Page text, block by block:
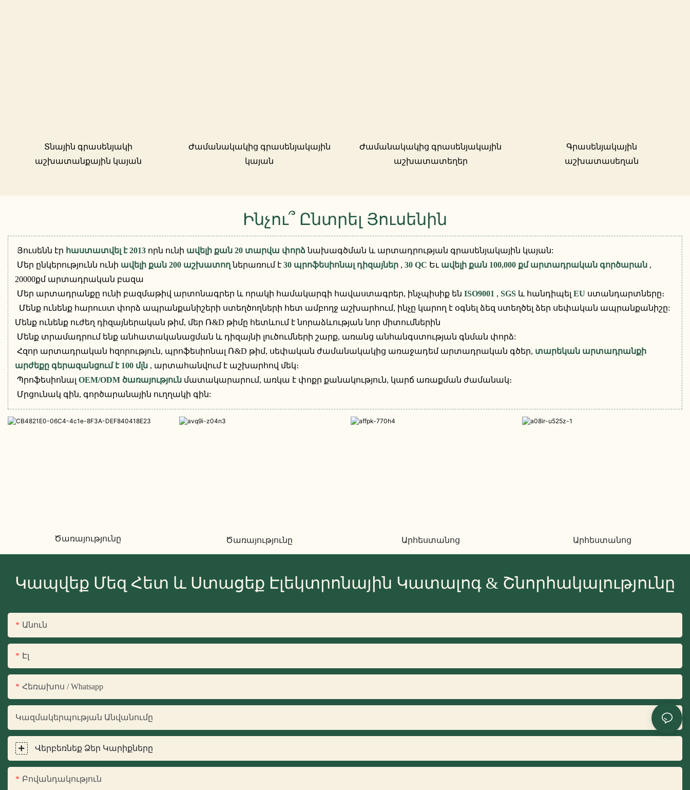
Տնային գրասենյակի
աշխատանքային կայան
Ժամանակակից գրասենյակային
կայան
Ժամանակակից գրասենյակային
աշխատատեղեր
Գրասենյակային
աշխատասեղան
Ինչու՞ Ընտրել Յուսենին
Յուսենն էր հաստատվել է 2013 որն ունի ավելի քան 20 տարվա փորձնախագծման և արտադրության գրասենյակային կայան:
Մեր ընկերությունն ունի ավելի քան 200 աշխատողներառում է30 պրոֆեսիոնալ դիզայներ ,30 QC Եւ ավելի քան 100,000 քմ արտադրական գործարան ,
20000քմ արտադրական բազա
Մեր արտադրանքը ունի բազմաթիվ արտոնագրեր և որակի համակարգի հավաստագրեր, ինչպիսիք ենISO9001 ,SGS և հանդիպելEU ստանդարտները։
Մենք ունենք հարուստ փորձ ապրանքանիշերի ստեղծողների հետ ամբողջ աշխարհում, ինչը կարող է օգնել ձեզ ստեղծել ձեր սեփական ապրանքանիշը:
Մենք ունենք ուժեղ դիզայներական թիմ, մեր Ռ&D թիմը հետևում է նորաձևության նոր միտումներին
Մենք տրամադրում ենք անհատականացման և դիզայնի լուծումների շարք, առանց անհանգստության գնման փորձ:
Հզոր արտադրական հզորություն, պրոֆեսիոնալ Ռ&D թիմ, սեփական ժամանակակից առաջադեմ արտադրական գծեր, տարեկան արտադրանքի
արժեքը գերազանցում է 100 մլն , արտահանվում է աշխարհով մեկ։
ՊրոֆեսիոնալOEM/ODM ծառայություն մատակարարում, առկա է փոքր քանակություն, կարճ առաքման ժամանակ։
Մրցունակ գին, գործարանային ուղղակի գին:
Ծառայությունը Ծառայությունը Արհեստանոց Արհեստանոց
Կապվեք Մեզ Հետ ԵՒ Ստացեք Էլեկտրոնային Կատալոգ & Շնորհակալությունը
Անուն
Էլ
Հեռախոս / Whatsapp
Կազմակերպության Անվանումը
Վերբեռնեք Ձեր Կարիքները
Բովանդակություն